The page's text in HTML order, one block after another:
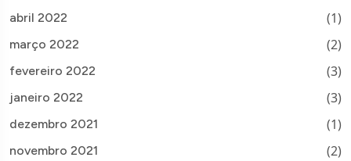
abril 2022 (1)
março 2022 (2)
fevereiro 2022 (3)
janeiro 2022 (3)
dezembro 2021 (1)
novembro 2021 (2)